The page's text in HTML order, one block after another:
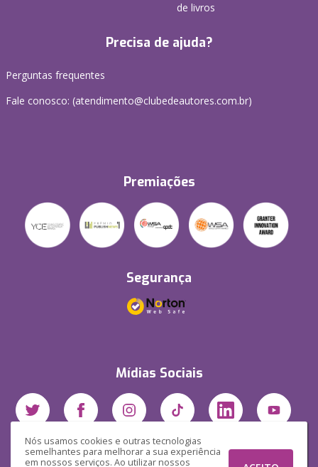
Nós usamos cookies e outras tecnologias
semelhantes para melhorar a sua experiência
em nossos serviços. Ao utilizar nossos
de livros
Precisa de ajuda?
Perguntas frequentes
Fale conosco: (atendimento@clubedeautores.com.br)
Premiações
Segurança
Mídias Sociais